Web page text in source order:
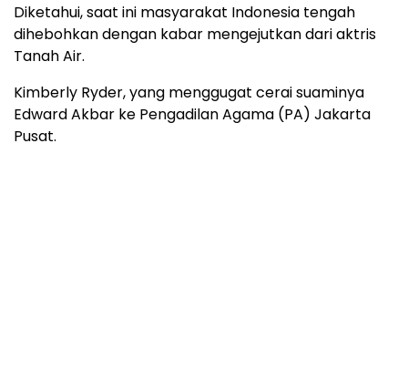
Diketahui, saat ini masyarakat Indonesia tengah
dihebohkan dengan kabar mengejutkan dari aktris
Tanah Air.
Kimberly Ryder, yang menggugat cerai suaminya
Edward Akbar ke Pengadilan Agama (PA) Jakarta
Pusat.